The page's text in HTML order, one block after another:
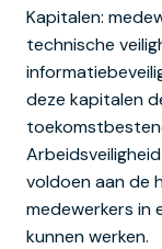
Kapitalen:
technische
deze kapitalen
voldoen aan de
medewerkers in
kunnen werken.